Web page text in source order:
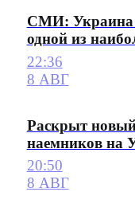
СМИ: Украина
одной из
22:36
8 АВГ
Раскрыт
наемников на
20:50
8 АВГ